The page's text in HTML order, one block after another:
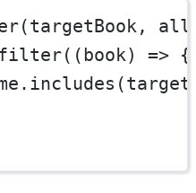
(targetBook,
filter(( book) => {
includes